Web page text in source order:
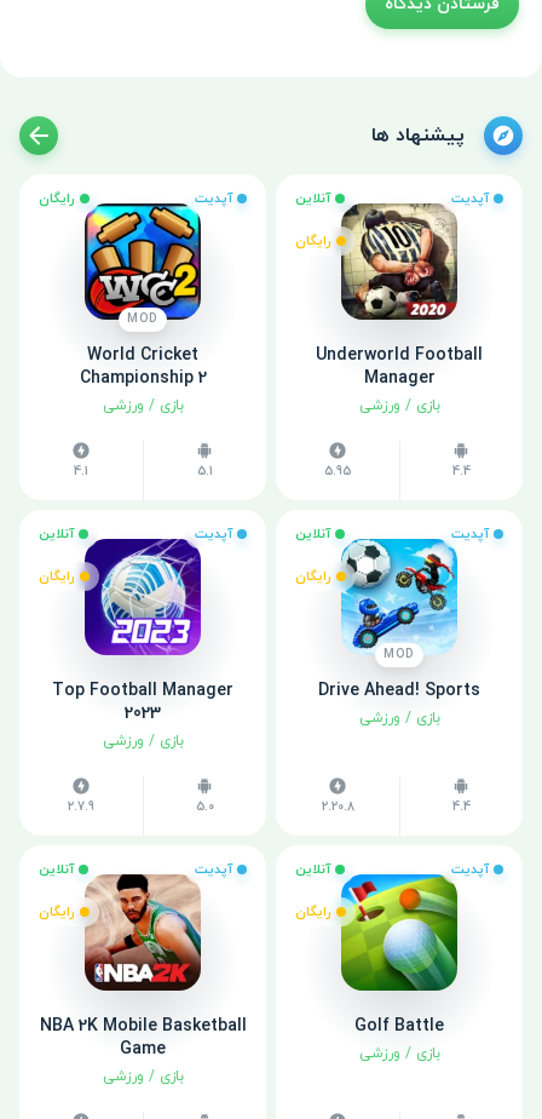
پیشنهاد ها
آپدیت آنلاین
رایگان
Underworld Football
Manager
بازی / ورزشی
4.4
5.95
آپدیت رایگان
MOD
World Cricket
Championship 2
بازی / ورزشی
5.1
4.1
آپدیت آنلاین
رایگان
MOD
Drive Ahead! Sports
بازی / ورزشی
4.4
2.20.8
آپدیت آنلاین
رایگان
Top Football Manager
2023
بازی / ورزشی
5.0
2.7.9
آپدیت آنلاین
رایگان
Golf Battle
بازی / ورزشی
آپدیت آنلاین
رایگان
NBA 2K Mobile Basketball
Game
بازی / ورزشی